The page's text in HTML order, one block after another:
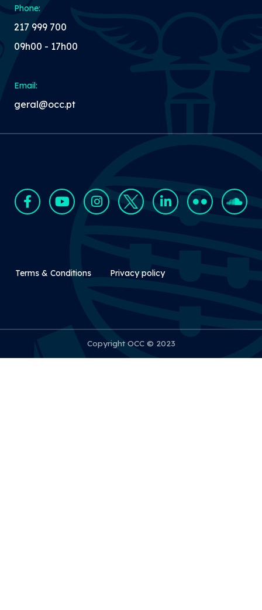
Phone:
217 999 700
09h00 - 17h00
Email:
geral@occ.pt
Rodapé Secundário
Terms & Conditions Privacy policy
Copyright OCC © 2023